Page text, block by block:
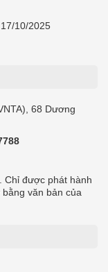
10/2025
68 Dương
Chỉ được phát hành
văn bản của